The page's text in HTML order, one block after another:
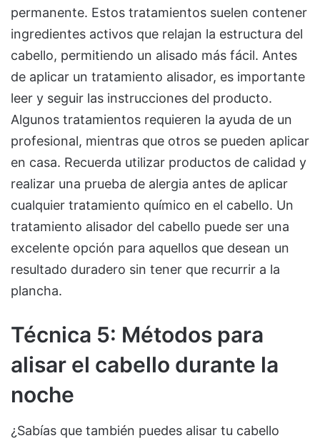
permanente. Estos tratamientos suelen contener
ingredientes activos que relajan la estructura del
cabello, permitiendo un alisado más fácil. Antes
de aplicar un tratamiento alisador, es importante
leer y seguir las instrucciones del producto.
Algunos tratamientos requieren la ayuda de un
profesional, mientras que otros se pueden aplicar
en casa. Recuerda utilizar productos de calidad y
realizar una prueba de alergia antes de aplicar
cualquier tratamiento químico en el cabello. Un
tratamiento alisador del cabello puede ser una
excelente opción para aquellos que desean un
resultado duradero sin tener que recurrir a la
plancha.
Técnica 5: Métodos para
alisar el cabello durante la
noche
¿Sabías que también puedes alisar tu cabello